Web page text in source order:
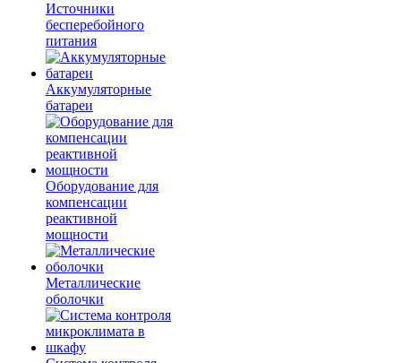
Источники
бесперебойного
питания
Аккумуляторные
батареи
Оборудование для
компенсации
реактивной
мощности
Металлические
оболочки